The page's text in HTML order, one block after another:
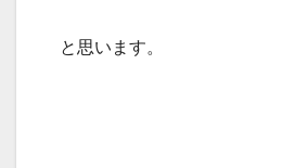
と思います。